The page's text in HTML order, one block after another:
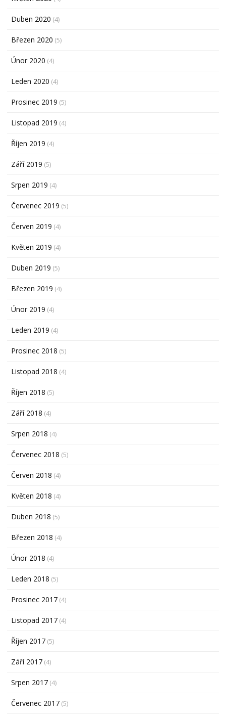
Duben 2020 (4)
Březen 2020 (5)
Únor 2020 (4)
Leden 2020 (4)
Prosinec 2019 (5)
Listopad 2019 (4)
Říjen 2019 (4)
Září 2019 (5)
Srpen 2019 (4)
Červenec 2019 (5)
Červen 2019 (4)
Květen 2019 (4)
Duben 2019 (5)
Březen 2019 (4)
Únor 2019 (4)
Leden 2019 (4)
Prosinec 2018 (5)
Listopad 2018 (4)
Říjen 2018 (5)
Září 2018 (4)
Srpen 2018 (4)
Červenec 2018 (5)
Červen 2018 (4)
Květen 2018 (4)
Duben 2018 (5)
Březen 2018 (4)
Únor 2018 (4)
Leden 2018 (5)
Prosinec 2017 (4)
Listopad 2017 (4)
Říjen 2017 (5)
Září 2017 (4)
Srpen 2017 (4)
Červenec 2017 (5)